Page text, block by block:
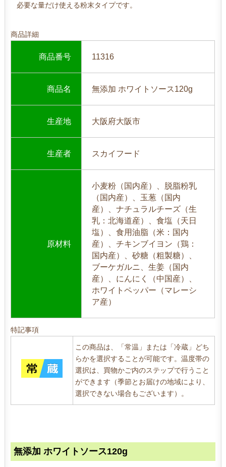
必要な量だけ使える粉末タイプです。
商品詳細
商品番号 11316
商品名 無添加 ホワイトソース120g
生産地 大阪府大阪市
生産者 スカイフード
原材料
小麦粉（国内産）、脱脂粉乳
（国内産）、玉葱（国内
産）、ナチュラルチーズ（生
乳：北海道産）、食塩（天日
塩）、食用油脂（米：国内
産）、チキンブイヨン（鶏：
国内産）、砂糖（粗製糖）、
ブーケガルニ、生姜（国内
産）、にんにく（中国産）、
ホワイトペッパー（マレーシ
ア産）
特記事項
この商品は、「常温」または「冷蔵」どち
らかを選択することが可能です。温度帯の
選択は、買物かご内のステップで行うこと
ができます（季節とお届けの地域により、
選択できない場合もございます）。
無添加 ホワイトソース120g